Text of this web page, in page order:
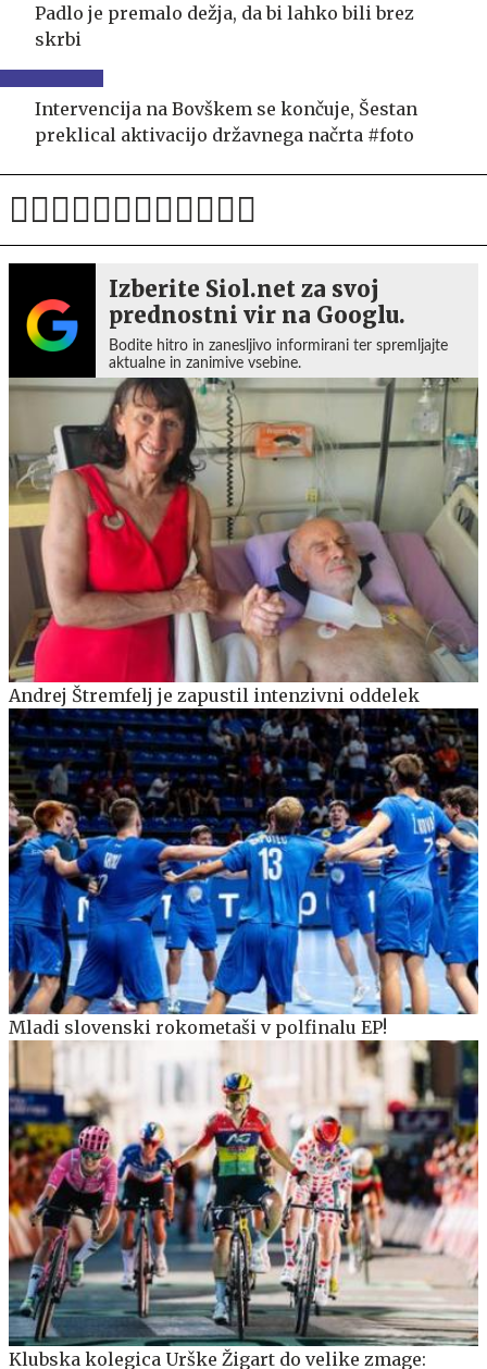
Padlo je premalo dežja, da bi lahko bili brez
skrbi
Intervencija na Bovškem se končuje, Šestan
preklical aktivacijo državnega načrta #foto
Izberite Siol.net za svoj
prednostni vir na Googlu.
Bodite hitro in zanesljivo informirani ter spremljajte
aktualne in zanimive vsebine.
Andrej Štremfelj je zapustil intenzivni oddelek
Mladi slovenski rokometaši v polfinalu EP!
Klubska kolegica Urške Žigart do velike zmage: